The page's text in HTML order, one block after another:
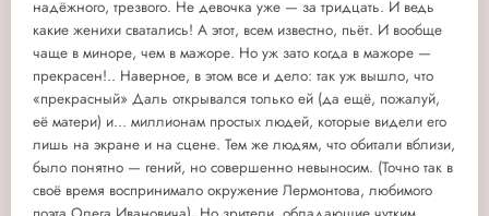
надёжного, трезвого. Не девочка уже — за тридцать. И ведь
какие женихи сватались! А этот, всем известно, пьёт. И вообще
чаще в миноре, чем в мажоре. Но уж зато когда в мажоре —
прекрасен!.. Наверное, в этом все и дело: так уж вышло, что
«прекрасный» Даль открывался только ей (да ещё, пожалуй,
её матери) и... миллионам простых людей, которые видели его
лишь на экране и на сцене. Тем же людям, что обитали вблизи,
было понятно — гений, но совершенно невыносим. (Точно так в
своё время воспринимало окружение Лермонтова, любимого